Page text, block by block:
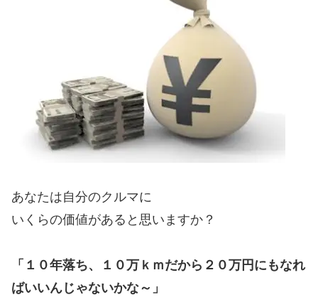
あなたは自分のクルマに
いくらの価値があると思いますか？
「１０年落ち、１０万ｋｍだから２０万円にもなれ
ばいいんじゃないかな～」